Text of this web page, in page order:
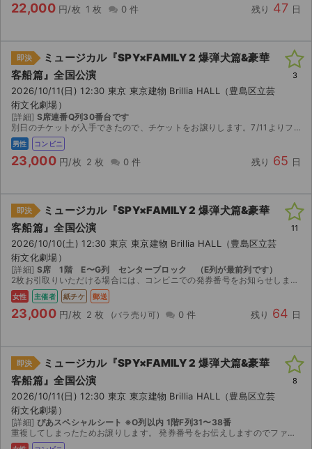
22,000 円/枚 1 枚 0 件 残り 47 日
即決
ミュージカル『SPY×FAMILY 2 爆弾犬篇&豪華
客船篇』全国公演
2026/10/11(日) 12:30 東京 東京建物 Brillia HALL（豊島区立芸
術文化劇場）
[詳細] S席連番Q列30番台です
別日のチケットが入手できたので、チケットをお譲りします。7/11よりファミリーマートで発券できます。２枚セットでの購入をお願いします。
男性 コンビニ
23,000 円/枚 2 枚 0 件 残り 65 日
3
即決
ミュージカル『SPY×FAMILY 2 爆弾犬篇&豪華
客船篇』全国公演
2026/10/10(土) 12:30 東京 東京建物 Brillia HALL（豊島区立芸
術文化劇場）
[詳細] S席 1階 E〜G列 センターブロック （E列が最前列です）
2枚お引取りいただける場合には、コンビニでの発券番号をお知らせします。 1枚の場合にはこちらで発券してご郵送いたします。 万が一公演中止の際には、中止の発表があった日から10日以内にチケット返却...
女性 主催者 紙チケ 郵送
23,000 円/枚 2 枚 0 件 残り 64 日
11
即決
ミュージカル『SPY×FAMILY 2 爆弾犬篇&豪華
客船篇』全国公演
2026/10/11(日) 12:30 東京 東京建物 Brillia HALL（豊島区立芸
術文化劇場）
[詳細] ぴあスペシャルシート ※O列以内 1階F列31〜38番
重複してしまったためお譲りします。 発券番号をお伝えしますのでファミリーマートにて発券をお願いいたします。 公演中止の場合は手数料等を引いた金額を返金いたします。
8